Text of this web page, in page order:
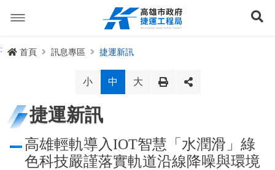
容
捷運路線進度圖
長期路網規劃
路網簡介
規劃中
訊息專區
捷運新訊
公聽會與說明會
便民服務
局長信箱
交流互動
首頁 訊息專區 捷運新訊
小 中 大
捷運新訊
高雄輕軌導入IOT智慧「水潤滑」綠
色科技嚴謹落實軌道沿線降噪與環境